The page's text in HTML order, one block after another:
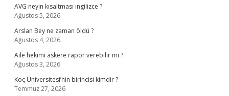
AVG neyin kısaltması ingilizce ?
Ağustos 5, 2026
Arslan Bey ne zaman öldü ?
Ağustos 4, 2026
Aile hekimi askere rapor verebilir mi ?
Ağustos 3, 2026
Koç Üniversitesi’nin birincisi kimdir ?
Temmuz 27, 2026